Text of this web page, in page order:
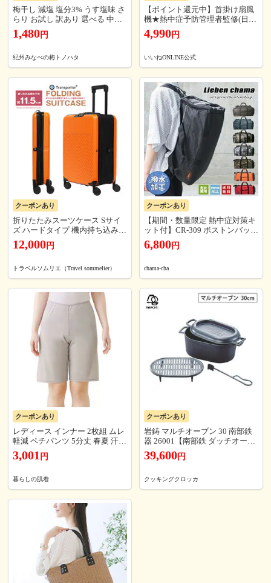
梅干し 減塩 塩分3% うす塩味 さ
らり お試し 訳あり 選べる 中粒
サイズ お弁当用 完熟梅 国産 紀
州南高梅 270g 【トノハタ公
天然塩 天日塩 紀州 南高梅 和歌
山 お取り寄せ グルメ 食べ物 お
すすめ 人気 高級 健康 人気
1,480円
紀州みなべの梅トノハタ
【ポイント還元中】首掛け扇風
機★熱中症予防管理者監修(日本
メーカー) 首かけ扇風機 -15℃瞬
間冷却プレート ネックファン 扇
羽なし 羽根なし 冷感 大風量 EX
CITECH 冷却 父の日
4,990円
いいねONLINE公式
クーポンあり
折りたたみスーツケース Sサイ
ズ ハードタイプ 機内持ち込み対
応 軽量 コンパクト収納 キャリ
ーケース 大容量 ダブルキャスタ
行用 キャリーバッグ Transporter
【t02】 オレンジ トラベルソム
リエ t-s1 t-scase
12,000円
トラベルソムリエ（Travel sommelier）
クーポンあり
【期間・数量限定 熱中症対策キ
ット付】CR-309 ボストンバッグ
大容量 軽量 林間学校 修学旅行
宿泊学習 小学生 男の子 女の子
Y アウトドア かっこいい 撥水加
工 旅行 反射テープ 防災 防災グ
ッズ 男女兼用 メンズ レディー
ス
6,800円
chama-cha
クーポンあり
レディース インナー 2枚組 ムレ
軽減 ペチパンツ 5分丈 春夏 汗対
策 汗取り ボトムス ペチコート
速乾 さらさら ハーフパンツ イ
防止 汗 対策 膝丈 冷え対策 女性
肌着 婦人 下着 L9927L-E 涼しい
3,001 円
暮らしの肌着
クーポンあり
岩鋳 マルチオーブン 30 南部鉄
器 26001【南部鉄 ダッチオーブ
ン 鋳鉄 グリルパン 燻製器 スモ
ーカー アウトドア 調理器具 日
39,600円
クッキングクロッカ